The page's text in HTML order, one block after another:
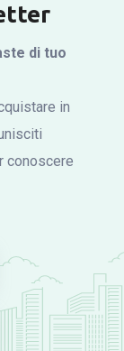
di tuo
in
conoscere